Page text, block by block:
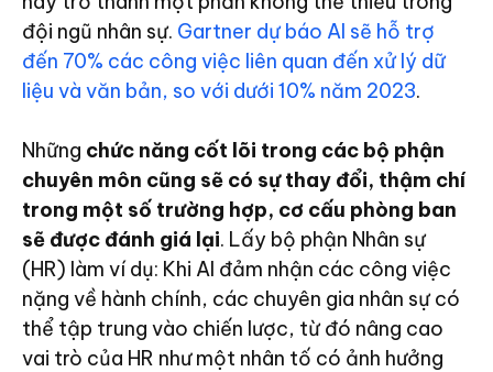
đội ngũ nhân sự. Gartner dự báo AI sẽ hỗ trợ
đến 70% các công việc liên quan đến xử lý dữ
liệu và văn bản, so với dưới 10% năm 2023.
Những chức năng cốt lõi trong các bộ phận
chuyên môn cũng sẽ có sự thay đổi, thậm chí
trong một số trường hợp, cơ cấu phòng ban
sẽ được đánh giá lại. Lấy bộ phận Nhân sự
(HR) làm ví dụ: Khi AI đảm nhận các công việc
nặng về hành chính, các chuyên gia nhân sự có
thể tập trung vào chiến lược, từ đó nâng cao
vai trò của HR như một nhân tố có ảnh hưởng